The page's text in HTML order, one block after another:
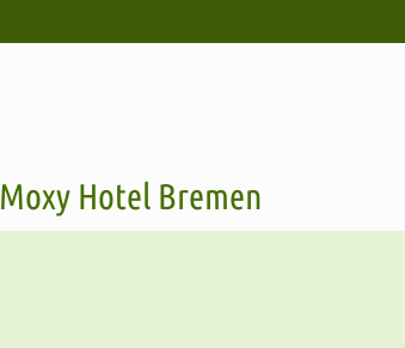
Moxy Hotel Bremen